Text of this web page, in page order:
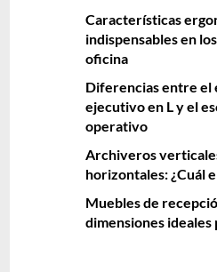
Características
indispensables en
oficina
Diferencias entre el
ejecutivo en L y el
operativo
Archiveros
horizontales: ¿Cuál
Muebles de
dimensiones